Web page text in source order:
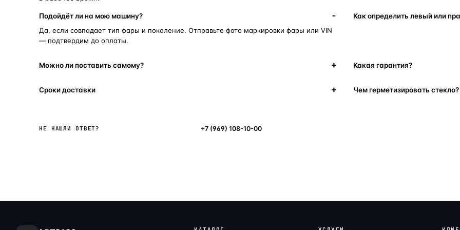
Подойдёт ли на мою машину?
Да, если совпадает тип фары и поколение. Отправьте фото маркировки фары или VIN
— подтвердим до оплаты.
Как определить левый или
Можно ли поставить самому? Какая гарантия?
Сроки доставки Чем герметизировать стекло?
НЕ НАШЛИ ОТВЕТ? +7 (969) 108-10-00